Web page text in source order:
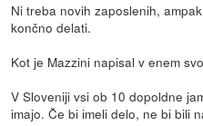
Ni treba novih zaposlenih,
končno delati.
Kot je Mazzini napisal v enem
V Sloveniji vsi ob 10 dopoldne
imajo. Če bi imeli delo, ne bi bili